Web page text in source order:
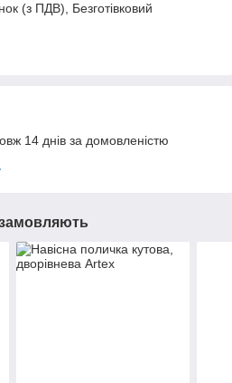
(з ПДВ), Безготівковий
14 днів за домовленістю